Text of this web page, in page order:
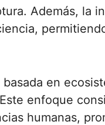
Además, la
en
enfoque
humanas,